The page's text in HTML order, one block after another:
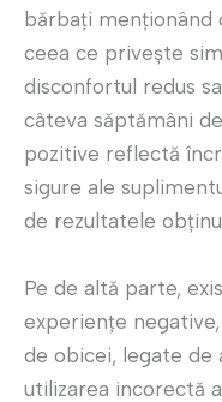
bărbați menționând
ceea ce privește
disconfortul redus
câteva săptămâni
pozitive reflectă
sigure ale
de rezultatele
Pe de altă parte,
experiențe
de obicei, legate de
utilizarea incorectă